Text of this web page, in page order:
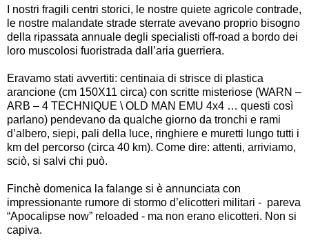
I nostri fragili centri storici, le nostre quiete agricole contrade,
le nostre malandate strade sterrate avevano proprio bisogno
della ripassata annuale degli specialisti off-road a bordo dei
loro muscolosi fuoristrada dall ’aria guerriera.
Eravamo stati avvertiti: centinaia di strisce di plastica
arancione (cm 150X11 circa) con scritte misteriose (WARN –
ARB – 4 TECHNIQUE \ OLD MAN EMU 4x4 … questi così
parlano) pendevano da qualche giorno da tronchi e rami
d’albero, siepi, pali della luce, ringhiere e muretti lungo tutti i
km del percorso (circa 40 km). Come dire: attenti, arriviamo,
sciò, si salvi chi può.
Finchè domenica la falange si è annunciata con
impressionante rumore di stormo d’elicotteri militari - pareva
“Apocalipse now” reloaded - ma non erano elicotteri. Non si
capiva.